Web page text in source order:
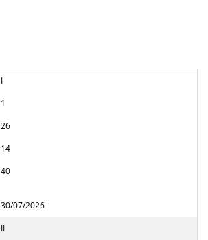
I
1
26
14
40
30/07/2026
II